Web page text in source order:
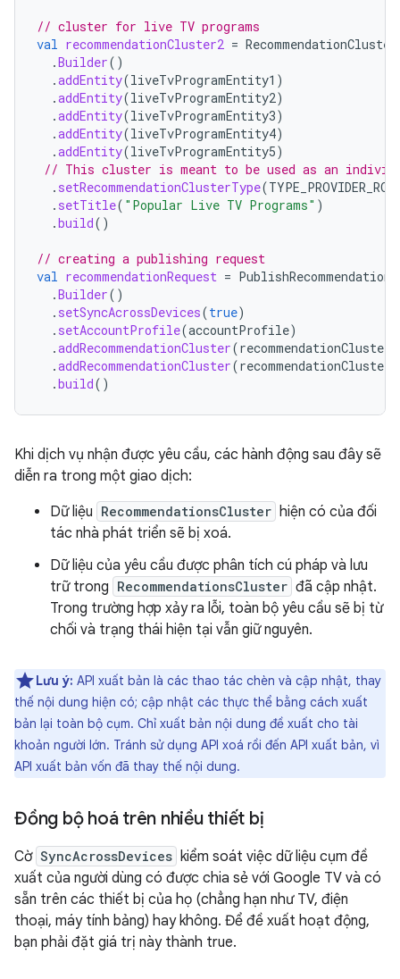
// cluster for live TV programs
val recommendationCluster2 = RecommendationCluster
.Builder()
.addEntity(liveTvProgramEntity1 )
.addEntity(liveTvProgramEntity2)
.addEntity(liveTvProgramEntity3)
.addEntity(liveTvProgramEntity4)
.addEntity(liveTvProgramEntity5)
// This cluster is meant to be used as an
. setRecommendationClusterType(TYPE_PROVIDER_ROW
. setTitle( "Popular Live TV Programs" )
.build()
// creating a publishing request
val recommendationRequest =
.Builder()
. setSyncAcrossDevices(true)
. setAccountProfile(accountProfile)
.addRecommendationCluster(recommendationCluster1
.addRecommendationCluster(recommendationCluster2
.build()
Khi dịch vụ nhận được yêu cầu, các hành động sau đây sẽ
diễn ra trong một giao dịch:
Dữ liệu RecommendationsCluster hiện có của đối
tác nhà phát triển sẽ bị xoá.
Dữ liệu của yêu cầu được phân tích cú pháp và lưu
trữ trong RecommendationsCluster đã cập nhật.
Trong trường hợp xảy ra lỗi, toàn bộ yêu cầu sẽ bị từ
chối và trạng thái hiện tại vẫn giữ nguyên.
Lưu ý: API xuất bản là các thao tác chèn và cập nhật, thay
thế nội dung hiện có; cập nhật các thực thể bằng cách xuất
bản lại toàn bộ cụm. Chỉ xuất bản nội dung đề xuất cho tài
khoản người lớn. Tránh sử dụng API xoá rồi đến API xuất bản, vì
API xuất bản vốn đã thay thế nội dung.
Đồng bộ hoá trên nhiều thiết bị
Cờ SyncAcrossDevices kiểm soát việc dữ liệu cụm đề
xuất của người dùng có được chia sẻ với Google TV và có
sẵn trên các thiết bị của họ (chẳng hạn như TV, điện
thoại, máy tính bảng) hay không. Để đề xuất hoạt động,
bạn phải đặt giá trị này thành true.